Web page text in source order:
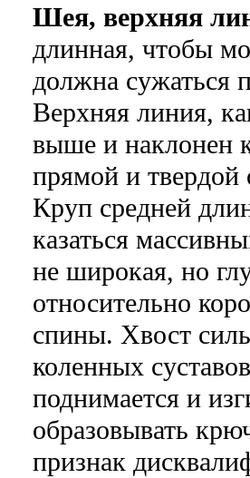
Шея, верхняя
длинная, чтобы
должна сужаться
Верхняя линия,
выше и наклонен
прямой и твердой
Круп средней
казаться
не широкая, но
относительно
спины. Хвост
коленных
поднимается и
образовывать
признак